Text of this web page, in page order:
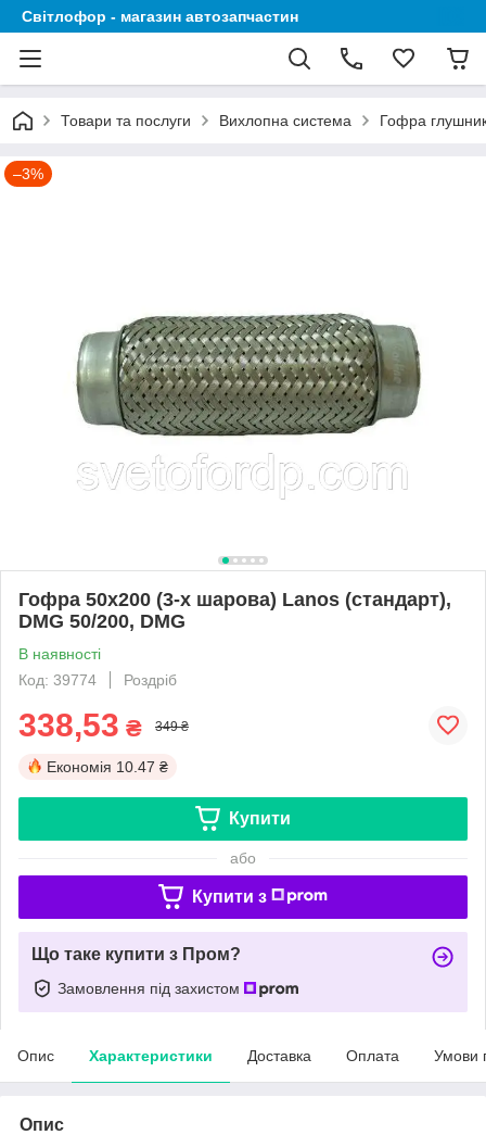
Світлофор - магазин автозапчастин
Товари та послуги Вихлопна система Гофра
–3%
Гофра 50х200 (3-х шарова) Lanos (стандарт),
DMG 50/200, DMG
В наявності
Код: 39774
Роздріб
338,53 ₴ 349 ₴
Економія 10.47 ₴
Купити
або
Купити з
Що таке купити з Пром?
Замовлення під захистом
Опис Характеристики Доставка Оплата Умови
Опис